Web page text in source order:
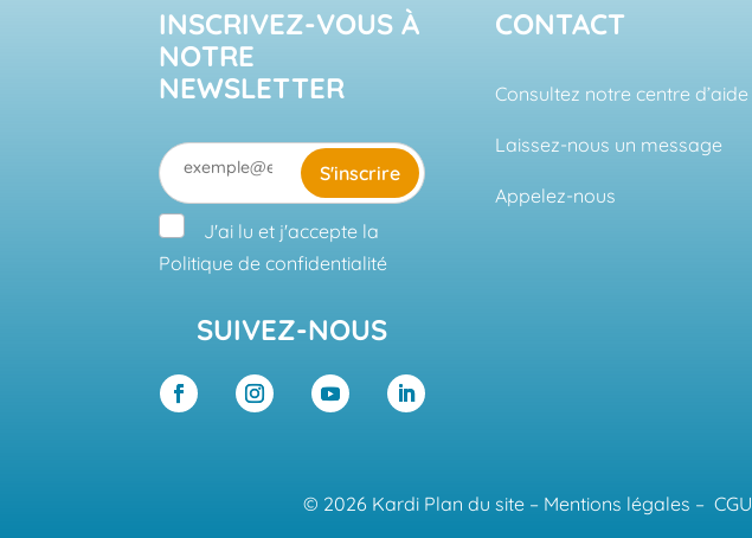
INSCRIVEZ-VOUS À
NOTRE
NEWSLETTER
S'inscrire
J'ai lu et j'accepte la
Politique de confidentialité
SUIVEZ-NOUS
CONTACT
Consultez notre centre d’aide
Laissez-nous un message
Appelez-nous
© 2026 Kardi Plan du site – Mentions légales – CGU